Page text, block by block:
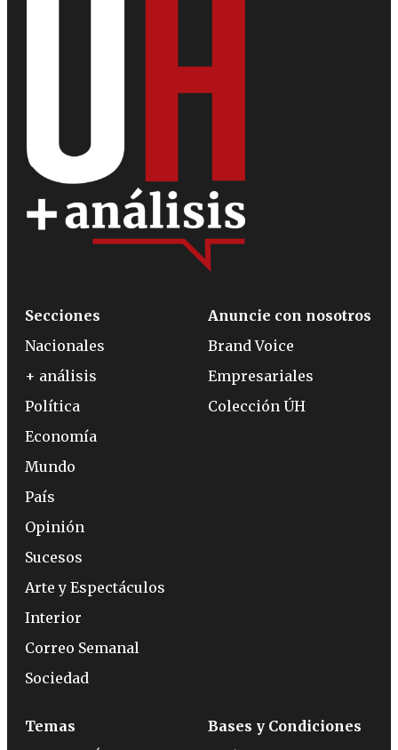
Secciones
Nacionales
+ análisis
Política
Economía
Mundo
País
Opinión
Sucesos
Arte y Espectáculos
Interior
Correo Semanal
Sociedad
Anuncie con nosotros
Brand Voice
Empresariales
Colección ÚH
Temas
Bases y Condiciones